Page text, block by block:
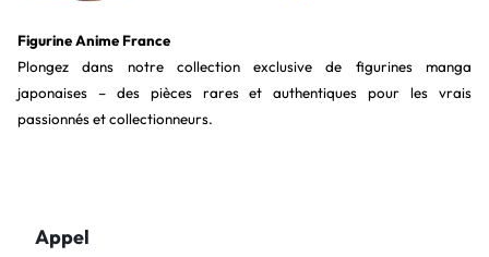
Figurine Anime France
Plongez dans notre collection exclusive de figurines manga
japonaises – des pièces rares et authentiques pour les vrais
passionnés et collectionneurs.
Appel